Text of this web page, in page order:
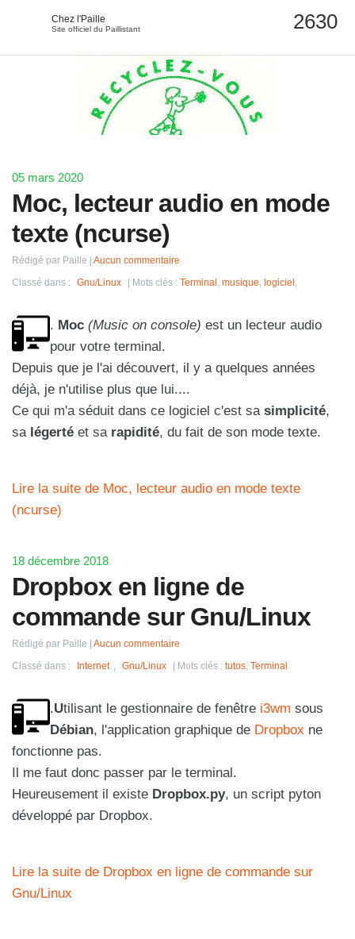
Chez l'Paille
Site officiel du Paillistant
05 mars 2020
Moc, lecteur audio en mode
texte (ncurse)
Rédigé par Paille Aucun commentaire
Classé dans : Gnu/Linux Mots clés : Terminal musique logiciel
. Moc (Music on console) est un lecteur audio
pour votre terminal.
Depuis que je l'ai découvert, il y a quelques années
déjà, je n'utilise plus que lui....
Ce qui m'a séduit dans ce logiciel c'est sa simplicité,
sa légerté et sa rapidité, du fait de son mode texte.
Lire la suite de Moc, lecteur audio en mode texte
(ncurse)
18 décembre 2018
Dropbox en ligne de
commande sur Gnu/Linux
Rédigé par Paille Aucun commentaire
Classé dans : Internet Gnu/Linux Mots clés : tutos Terminal
.Utilisant le gestionnaire de fenêtre i3wm sous
Débian, l'application graphique de Dropbox ne
fonctionne pas.
Il me faut donc passer par le terminal.
Heureusement il existe Dropbox.py, un script pyton
développé par Dropbox.
Lire la suite de Dropbox en ligne de commande sur
Gnu/Linux